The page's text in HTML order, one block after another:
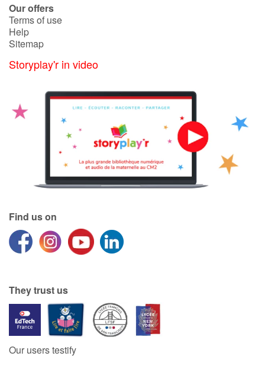
Our offers
Terms of use
Help
Sitemap
Storyplay'r in video
Find us on
They trust us
Our users testify